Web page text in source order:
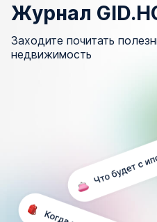
Журнал
Заходите почитать
недвижимость